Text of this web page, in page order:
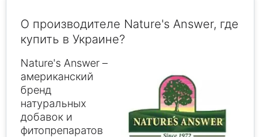
О производителе Nature's Answer, где
купить в Украине?
Nature's Answer –
американский
бренд
натуральных
добавок и
фитопрепаратов